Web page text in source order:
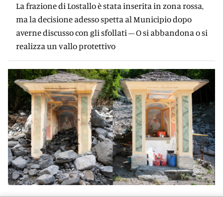
La frazione di Lostallo è stata inserita in zona rossa,
ma la decisione adesso spetta al Municipio dopo
averne discusso con gli sfollati – O si abbandona o si
realizza un vallo protettivo